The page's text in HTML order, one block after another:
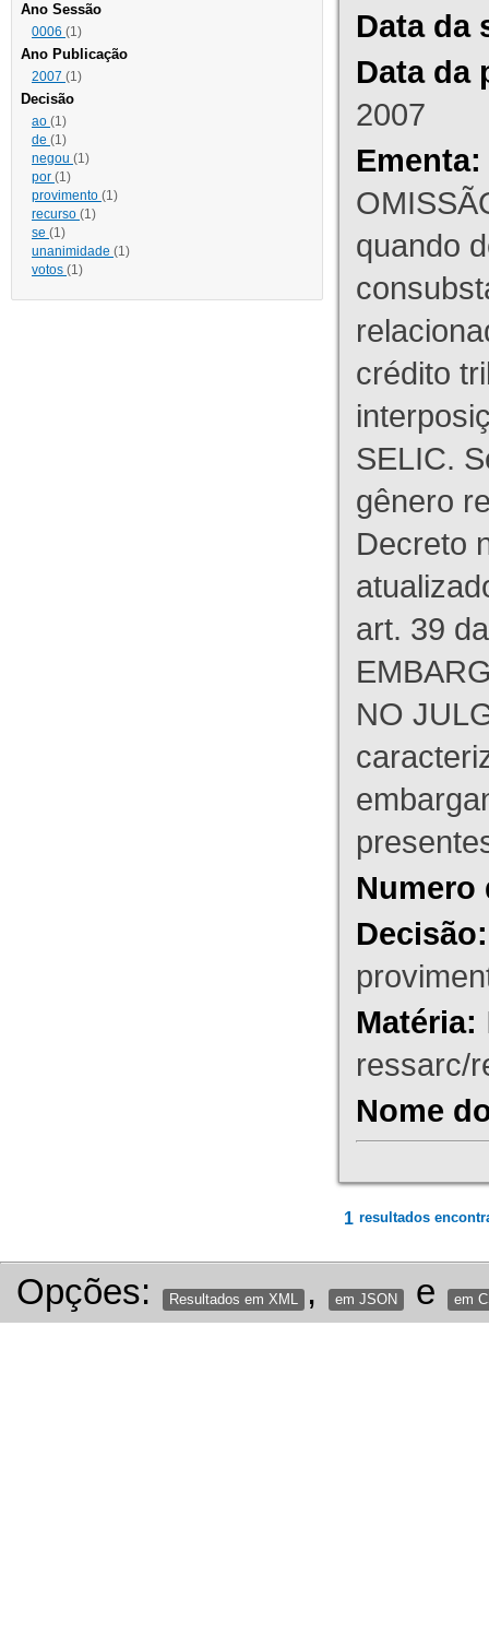
Ano Sessão
0006 (1)
Ano Publicação
2007 (1)
Decisão
ao (1)
de (1)
negou (1)
por (1)
provimento (1)
recurso (1)
se (1)
unanimidade (1)
votos (1)
Data da
Data da
2007
Ementa:
quando
crédito
SELIC.
gênero
Decreto
art. 39
NO
Numero
Decisão:
Matéria:
ressarc/
Nome
1 resultados
Opções: Resultados em XML , em JSON e em